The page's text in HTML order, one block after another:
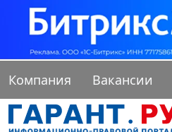
Компания Вакансии